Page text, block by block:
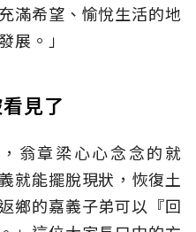
滿希望、愉悅生活的地
展。」
見了
翁章梁心心念念的就
就能擺脫現狀，恢復土
鄉的嘉義子弟可以『回